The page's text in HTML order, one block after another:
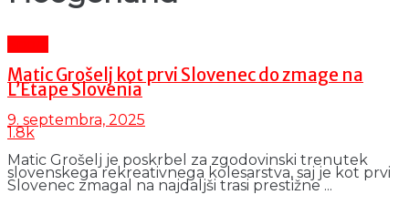
Matic Grošelj kot prvi Slovenec do zmage na
L’Etape Slovenia
9. septembra, 2025
1.8k
Matic Grošelj je poskrbel za zgodovinski trenutek
slovenskega rekreativnega kolesarstva, saj je kot prvi
Slovenec zmagal na najdaljši trasi prestižne ...